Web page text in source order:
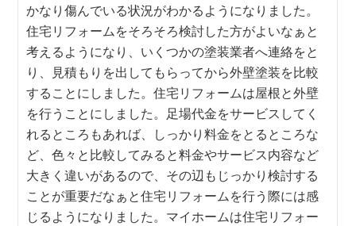
かなり傷んでいる状況がわかるようになりました。
住宅リフォームをそろそろ検討した方がよいなぁと
考えるようになり、いくつかの塗装業者へ連絡をと
り、見積もりを出してもらってから外壁塗装を比較
することにしました。住宅リフォームは屋根と外壁
を行うことにしました。足場代金をサービスしてく
れるところもあれば、しっかり料金をとるところな
ど、色々と比較してみると料金やサービス内容など
大きく違いがあるので、その辺もじっかり検討する
ことが重要だなぁと住宅リフォームを行う際には感
じるようになりました。マイホームは住宅リフォー